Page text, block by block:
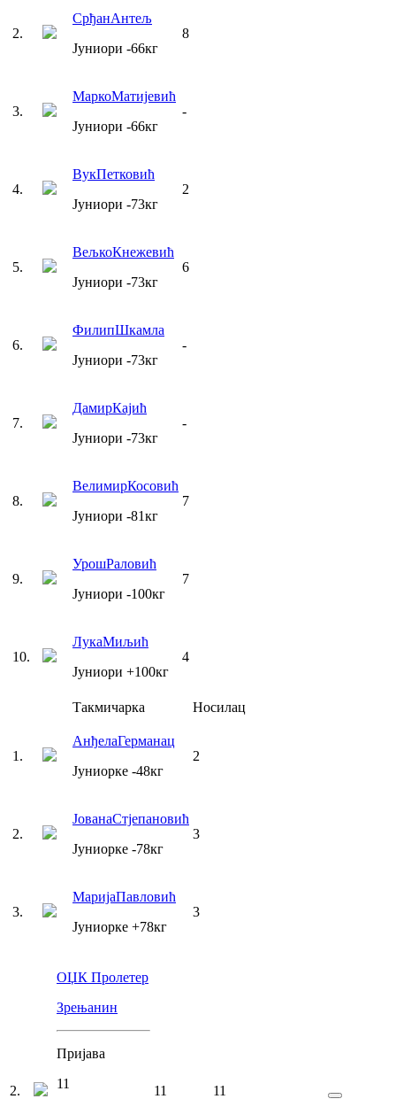
2.
СрђанАнтељ
Јуниори -66кг
8
3.
МаркоМатијевић
Јуниори -66кг
-
4.
ВукПетковић
Јуниори -73кг
2
5.
ВељкоКнежевић
Јуниори -73кг
6
6.
ФилипШкамла
Јуниори -73кг
-
7.
ДамирКајић
Јуниори -73кг
-
8.
ВелимирКосовић
Јуниори -81кг
7
9.
УрошРаловић
Јуниори -100кг
7
10.
ЛукаМиљић
Јуниори +100кг
4
Такмичарка Носилац
1 .
АнђелаГерманац
Јуниорке -48кг
2
2.
ЈованаСтјепановић
Јуниорке -78кг
3
3.
МаријаПавловић
Јуниорке +78кг
3
2.
ОЏК Пролетер
Зрењанин
Пријава
11
11 11